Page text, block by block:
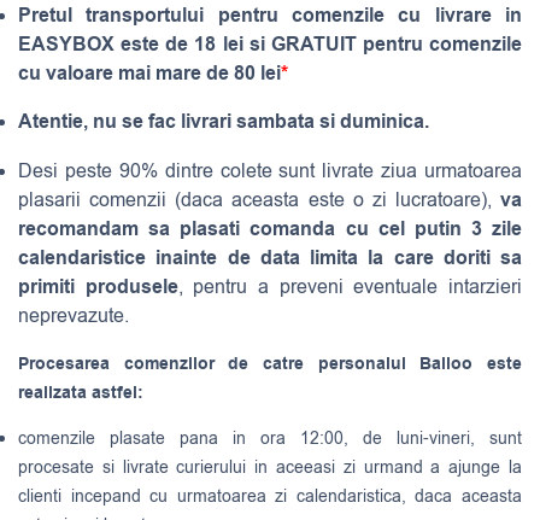
Pretul transportului pentru comenzile cu livrare in
EASYBOX este de 18 lei si GRATUIT pentru comenzile
cu valoare mai mare de 80 lei*
Atentie, nu se fac livrari sambata si duminica.
Desi peste 90% dintre colete sunt livrate ziua urmatoarea
plasarii comenzii (daca aceasta este o zi lucratoare), va
recomandam sa plasati comanda cu cel putin 3 zile
calendaristice inainte de data limita la care doriti sa
primiti produsele, pentru a preveni eventuale intarzieri
neprevazute.
Procesarea comenzilor de catre personalul Balloo este
realizata astfel:
comenzile plasate pana in ora 12:00, de luni-vineri, sunt
procesate si livrate curierului in aceeasi zi urmand a ajunge la
clienti incepand cu urmatoarea zi calendaristica, daca aceasta